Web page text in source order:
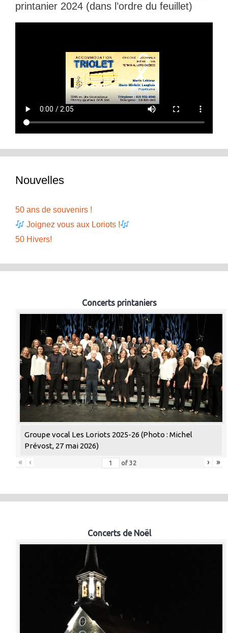
printanier 2024 (dans l’ordre du feuillet)
Nouvelles
50 ans de souvenirs !
Joignez vous aux Loriots !
50 Hivers!
Concerts printaniers
Groupe vocal Les Loriots 2025-26 (Photo : Michel
Prévost, 27 mai 2026)
«
‹ of 32 › »
Concerts de Noël